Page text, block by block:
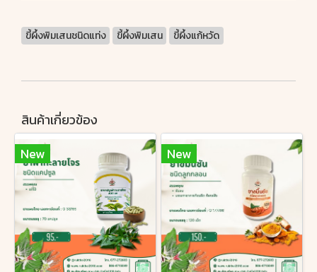
ขี้ผึ้งพิมเสนชนิดแท่ง ขี้ผึ้งพิมเสน ขี้ผึ้งแก้หวัด
สินค้าเกี่ยวข้อง
New
New